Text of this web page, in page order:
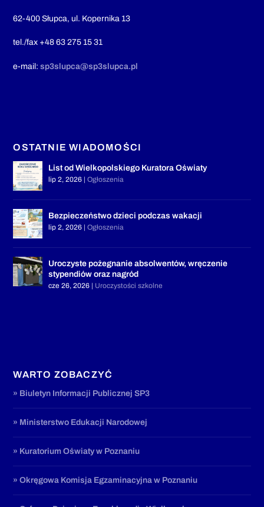
62-400 Słupca, ul. Kopernika 13
tel./fax +48 63 275 15 31
e-mail:sp3slupca@sp3slupca.pl
OSTATNIE WIADOMOŚCI
List od Wielkopolskiego Kuratora Oświaty
lip 2, 2026 |Ogłoszenia
Bezpieczeństwo dzieci podczas wakacji
lip 2, 2026 |Ogłoszenia
Uroczyste pożegnanie absolwentów, wręczenie
stypendiów oraz nagród
cze 26, 2026 | Uroczystości szkolne
WARTO ZOBACZYĆ
» Biuletyn Informacji Publicznej SP3
» Ministerstwo Edukacji Narodowej
» Kuratorium Oświaty w Poznaniu
» Okręgowa Komisja Egzaminacyjna w Poznaniu